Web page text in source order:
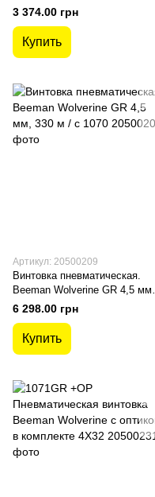
Snow Peak SPA
3 374.00 грн
Купить
Артикул: 20500209
Винтовка пневматическая.
Beeman Wolverine GR 4,5 мм,
330 м / с 1070
6 298.00 грн
Купить